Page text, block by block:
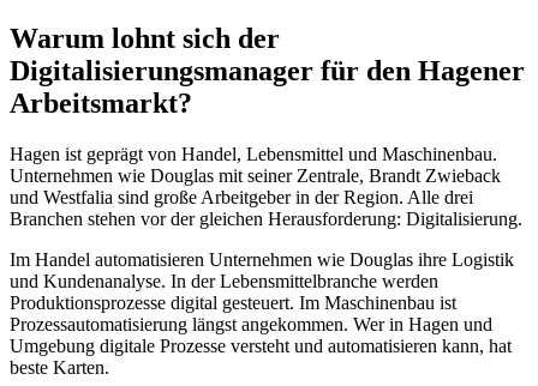
Warum lohnt sich der
Digitalisierungsmanager für den Hagener
Arbeitsmarkt?
Hagen ist geprägt von Handel, Lebensmittel und Maschinenbau.
Unternehmen wie Douglas mit seiner Zentrale, Brandt Zwieback
und Westfalia sind große Arbeitgeber in der Region. Alle drei
Branchen stehen vor der gleichen Herausforderung: Digitalisierung.
Im Handel automatisieren Unternehmen wie Douglas ihre Logistik
und Kundenanalyse. In der Lebensmittelbranche werden
Produktionsprozesse digital gesteuert. Im Maschinenbau ist
Prozessautomatisierung längst angekommen. Wer in Hagen und
Umgebung digitale Prozesse versteht und automatisieren kann, hat
beste Karten.